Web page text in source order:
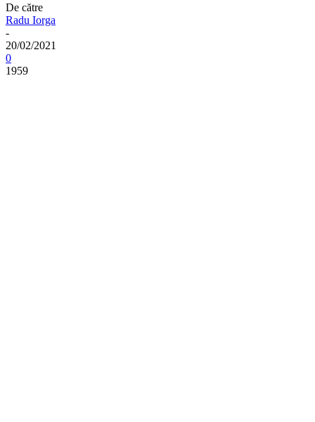
De către
Radu Iorga
-
20/02/2021
0
1959